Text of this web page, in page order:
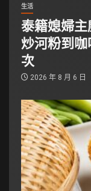
生活
泰籍媳婦
炒河粉到
次
2026 年 8 月 6 日